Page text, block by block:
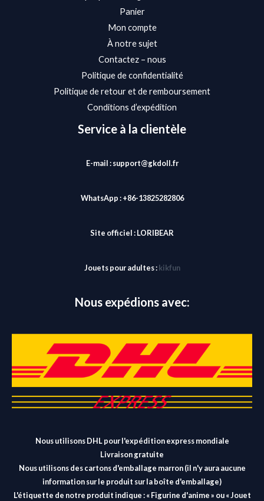
Panier
Mon compte
À notre sujet
Contactez – nous
Politique de confidentialité
Politique de retour et de remboursement
Conditions d’expédition
Service à la clientèle
E-mail : support@gkdoll.fr
WhatsApp : +86-13825282806
Site officiel :LORIBEAR
Jouets pour adultes : kikfun
Nous expédions avec:
Nous utilisons DHL pour l'expédition express mondiale
Livraison gratuite
Nous utilisons des cartons d'emballage marron (il n'y aura aucune
information sur le produit sur la boîte d'emballage)
L'étiquette de notre produit indique : « Figurine d'anime » ou « Jouet